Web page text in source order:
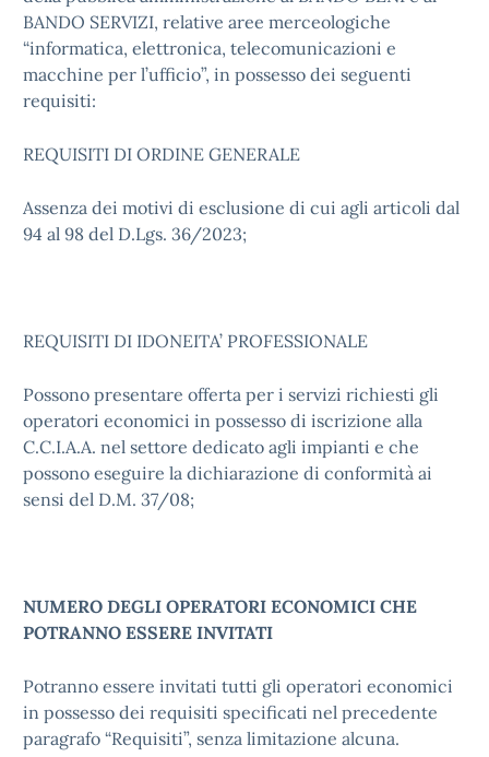
BANDO SERVIZI, relative aree merceologiche
“informatica, elettronica, telecomunicazioni e
macchine per l’ufficio”, in possesso dei seguenti
requisiti:
REQUISITI DI ORDINE GENERALE
Assenza dei motivi di esclusione di cui agli articoli dal
94 al 98 del D.Lgs. 36/2023;
REQUISITI DI IDONEITA’ PROFESSIONALE
Possono presentare offerta per i servizi richiesti gli
operatori economici in possesso di iscrizione alla
C.C.I.A.A. nel settore dedicato agli impianti e che
possono eseguire la dichiarazione di conformità ai
sensi del D.M. 37/08;
NUMERO DEGLI OPERATORI ECONOMICI CHE
POTRANNO ESSERE INVITATI
Potranno essere invitati tutti gli operatori economici
in possesso dei requisiti specificati nel precedente
paragrafo “Requisiti”, senza limitazione alcuna.